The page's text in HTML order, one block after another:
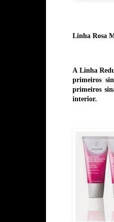
Linha Rosa
ALinha
primeiros
primeiros
interior.